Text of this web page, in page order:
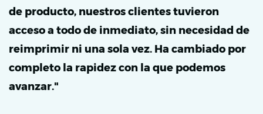
de producto, nuestros clientes tuvieron
acceso a todo de inmediato, sin necesidad de
reimprimir ni una sola vez. Ha cambiado por
completo la rapidez con la que podemos
avanzar."